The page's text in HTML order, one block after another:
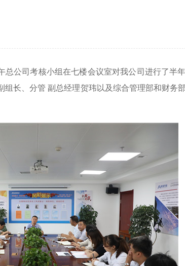
公司考核小组在七楼会议室对我公司进行了半
长、分管 副总经理贺玮以及综合管理部和财务